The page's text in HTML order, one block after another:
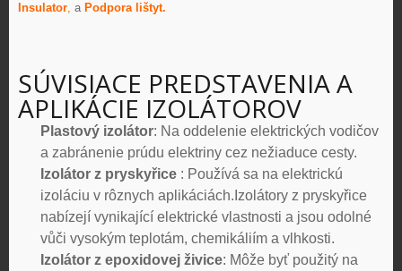
Insulator, a Podpora lištyt.
SÚVISIACE PREDSTAVENIA A
APLIKÁCIE IZOLÁTOROV
Plastový izolátor: Na oddelenie elektrických vodičov
a zabránenie prúdu elektriny cez nežiaduce cesty.
Izolátor z pryskyřice : Používá sa na elektrickú
izoláciu v rôznych aplikáciách.Izolátory z pryskyřice
nabízejí vynikající elektrické vlastnosti a jsou odolné
vůči vysokým teplotám, chemikáliím a vlhkosti.
Izolátor z epoxidovej živice: Môže byť použitý na